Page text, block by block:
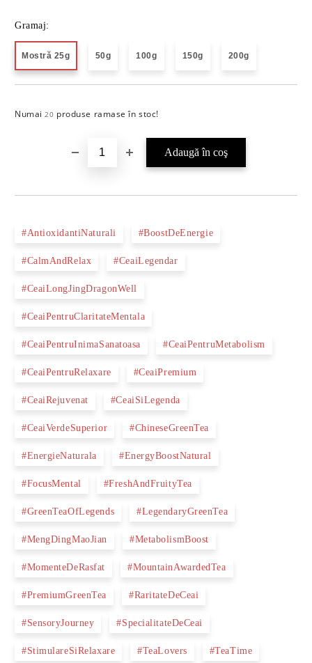
Gramaj:
Mostră 25g 50g 100g 150g 200g
Numai20 produse ramase în stoc!
#AntioxidantiNaturali #BoostDeEnergie
#CalmAndRelax #CeaiLegendar
#CeaiLongJingDragonWell
#CeaiPentruClaritateMentala
#CeaiPentruInimaSanatoasa #CeaiPentruMetabolism
#CeaiPentruRelaxare #CeaiPremium
#CeaiRejuvenat #CeaiSiLegenda
#CeaiVerdeSuperior #ChineseGreenTea
#EnergieNaturala #EnergyBoostNatural
#FocusMental #FreshAndFruityTea
#GreenTeaOfLegends #LegendaryGreenTea
#MengDingMaoJian #MetabolismBoost
#MomenteDeRasfat #MountainAwardedTea
#PremiumGreenTea #RaritateDeCeai
#SensoryJourney #SpecialitateDeCeai
#StimulareSiRelaxare #TeaLovers #TeaTime